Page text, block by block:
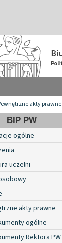
akty prawne
BIP PW
ogólne
uczelni
akty prawne
ogólne
Rektora PW